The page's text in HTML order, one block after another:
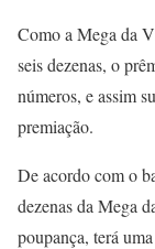
Como a Mega da
seis dezenas, o
números, e assim
premiação.
De acordo com o
dezenas da Mega
poupança, terá